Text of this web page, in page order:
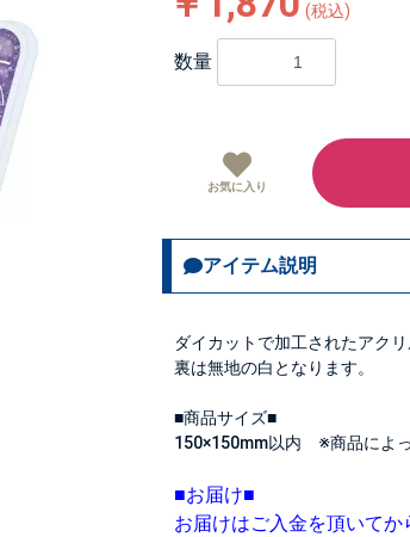
(税込)
お気に入り
数量
アイテム説明
ダイカットで加工されたアク
裏は無地の白となります。
■商品サイズ■
150×150mm以内 ※商品によ
■お届け■
お届けはご入金を頂いてか